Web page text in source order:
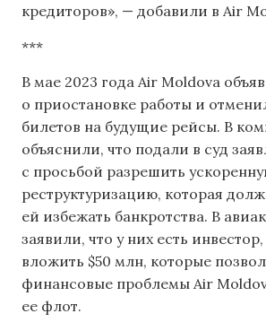
кредиторов», — добавили в Air
***
В мае 2023 года Air Moldova
о приостановке работы и
билетов на будущие рейсы. В
объяснили, что подали в суд
с просьбой разрешить
реструктуризацию, которая
ей избежать банкротства. В
заявили, что у них есть
вложить $50 млн, которые
финансовые проблемы Air
ее флот.